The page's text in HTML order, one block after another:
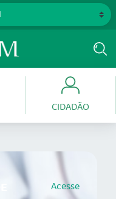
CIDADÃO
Acesse